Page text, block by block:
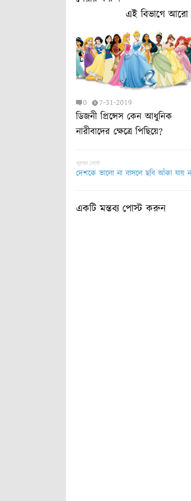
এই বিভাগে
0 7-31-2019
ডিজনী প্রিন্সেস কেন আধুনিক
নারীবাদের ক্ষেত্রে পিছিয়ে?
পুরাতন পোস্ট
দেশকে ভালো না বাসলে ছবি আঁকা যায়
একটি মন্তব্য পোস্ট করুন